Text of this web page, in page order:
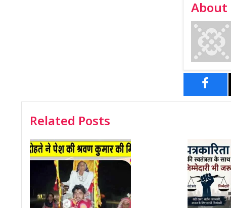
About
Related Posts